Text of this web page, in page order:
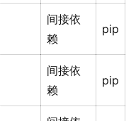
间接依
赖
pip
间接依
赖
pip